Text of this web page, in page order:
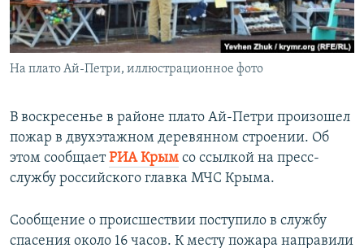
ПОБЕДИТЕЛЕЙ НЕ СУДЯТ?
КРЫМ.НЕПОКОРЕННЫЙ
ELIFBE
ПРИСОЕДИНЯЙТЕСЬ!
Все сайты RFE/RL
На плато Ай-Петри, иллюстрационное фото
В воскресенье в районе плато Ай-Петри произошел
пожар в двухэтажном деревянном строении. Об
этом сообщаетРИА Крым со ссылкой на пресс-
службу российского главка МЧС Крыма.
Сообщение о происшествии поступило в службу
спасения около 16 часов. К месту пожара направили